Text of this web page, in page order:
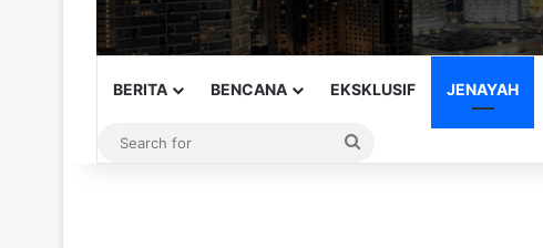
BERITA BENCANA EKSKLUSIF JENAYAH